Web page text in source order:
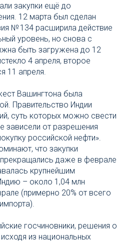
закупки ещё до
12 марта был сделан
№ 134 расширила действие
уровень, но снова с
быть загружена до 12
4 апреля, второе
11 апреля.
Вашингтона была
Правительство Индии
суть которых можно свести
зависели от разрешения
российской нефти».
что закупки
даже в феврале
крупнейшим
– около 1,04 млн
(примерно 20% от всего
госчиновники, решения о
из национальных